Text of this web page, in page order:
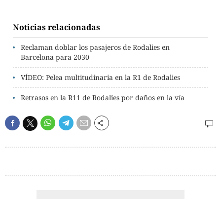
Noticias relacionadas
Reclaman doblar los pasajeros de Rodalies en
Barcelona para 2030
VÍDEO: Pelea multitudinaria en la R1 de Rodalies
Retrasos en la R11 de Rodalies por daños en la vía